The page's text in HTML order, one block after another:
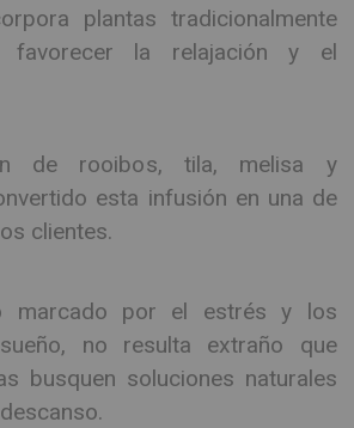
plantas tradicionalmente
favorecer la relajación y el
de rooibos, tila, melisa y
esta infusión en una de
clientes.
marcado por el estrés y los
no resulta extraño que
busquen soluciones naturales